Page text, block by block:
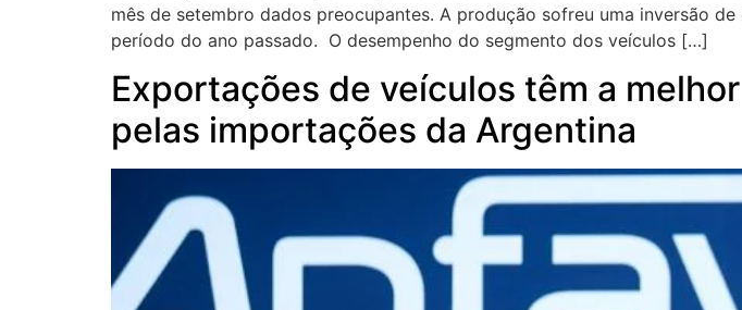
mês de setembro dados preocupantes. A produção sofreu uma inversão
período do ano passado. O desempenho do segmento dos veículos […]
Exportações de veículos têm a
pelas importações da Argentina